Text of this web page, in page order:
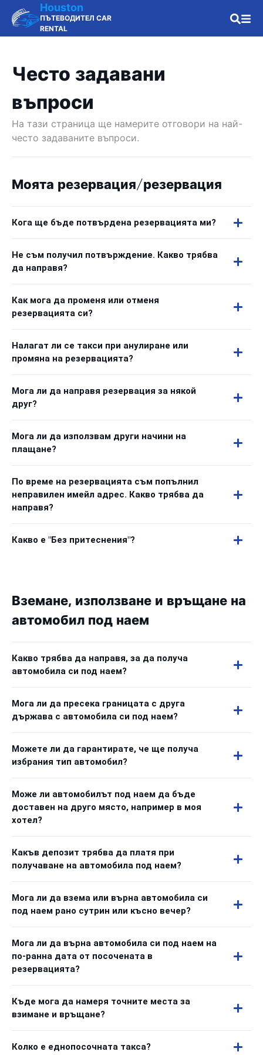
Houston
ПЪТЕВОДИТЕЛ CAR
RENTAL
Често задавани
въпроси
На тази страница ще намерите отговори на най-
често задаваните въпроси.
Моята резервация/резервация
Кога ще бъде потвърдена резервацията ми?
Не съм получил потвърждение. Какво трябва
да направя?
Как мога да променя или отменя
резервацията си?
Налагат ли се такси при анулиране или
промяна на резервацията?
Мога ли да направя резервация за някой
друг?
Мога ли да използвам други начини на
плащане?
По време на резервацията съм попълнил
неправилен имейл адрес. Какво трябва да
направя?
Какво е "Без притеснения"?
Вземане, използване и връщане на
автомобил под наем
Какво трябва да направя, за да получа
автомобила си под наем?
Мога ли да пресека границата с друга
държава с автомобила си под наем?
Можете ли да гарантирате, че ще получа
избрания тип автомобил?
Може ли автомобилът под наем да бъде
доставен на друго място, например в моя
хотел?
Какъв депозит трябва да платя при
получаване на автомобила под наем?
Мога ли да взема или върна автомобила си
под наем рано сутрин или късно вечер?
Мога ли да върна автомобила си под наем на
по-ранна дата от посочената в
резервацията?
Къде мога да намеря точните места за
взимане и връщане?
Колко е еднопосочната такса?